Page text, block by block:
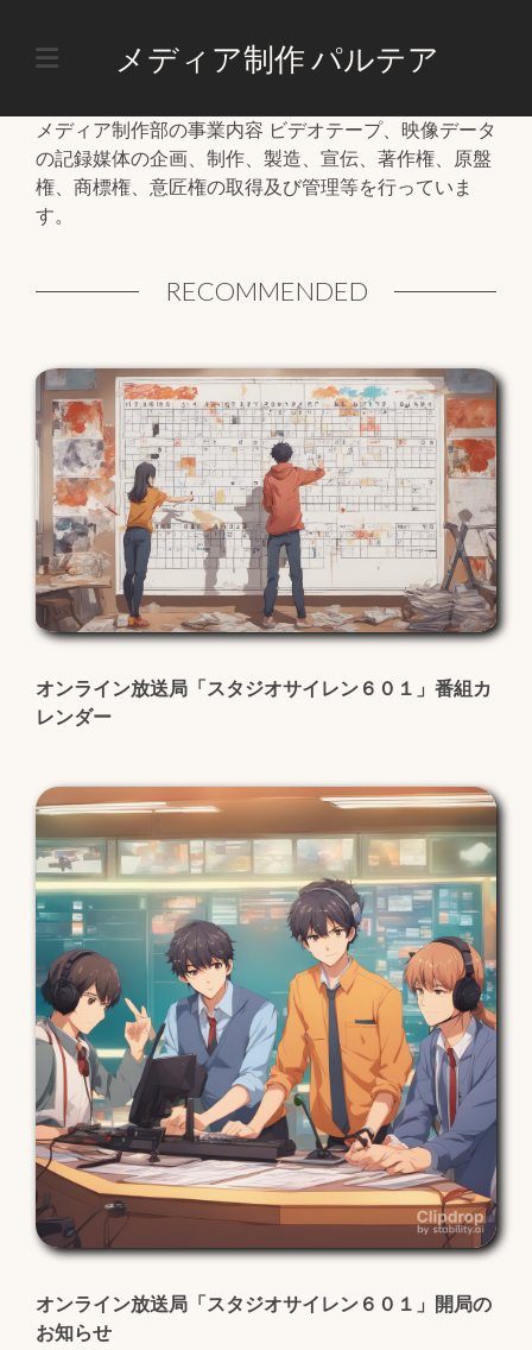
メディア制作 パルテア
ホーム
メディア制作
放送事業
制作事業
メディア制作部の事業内容 ビデオテープ、映像データ
の記録媒体の企画、制作、製造、宣伝、著作権、原盤
権、商標権、意匠権の取得及び管理等を行っていま
す。
RECOMMENDED
オンライン放送局「スタジオサイレン６０１」番組カ
レンダー
オンライン放送局「スタジオサイレン６０１」開局の
お知らせ